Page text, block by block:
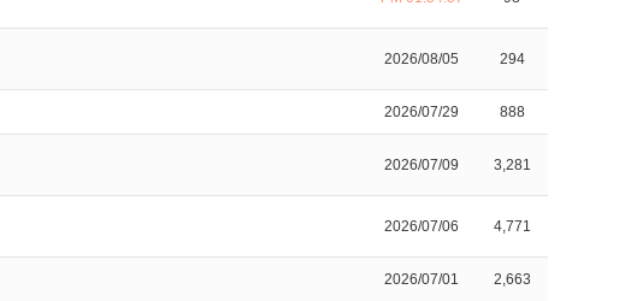
2026/08/05 294
2026/07/29 888
2026/07/09 3,281
2026/07/06 4,771
2026/07/01 2,663